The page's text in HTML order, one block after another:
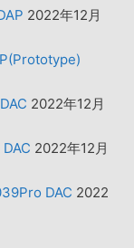
2022年12月
2022年12月
2022年12月
DAC 2022